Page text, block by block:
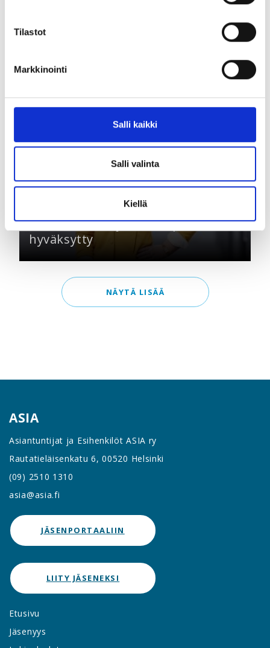
Tilastot
Markkinointi
Salli kaikki
Salli valinta
Kiellä
uusi valtakunnallinen
Rahoitusalan työehtosopimus on
hyväksytty
NÄYTÄ LISÄÄ
ASIA
Asiantuntijat ja Esihenkilöt ASIA ry
Rautatieläisenkatu 6, 00520 Helsinki
(09) 2510 1310
asia@asia.fi
JÄSENPORTAALIIN
LIITY JÄSENEKSI
Etusivu
Jäsenyys